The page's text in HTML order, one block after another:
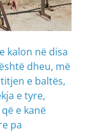
kalon në disa
dheu, më
e baltës,
e tyre,
e kanë
pa